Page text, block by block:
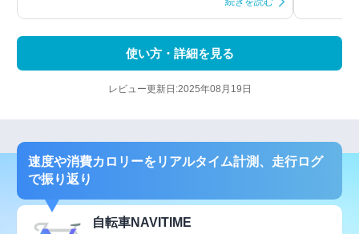
使い方・詳細を見る
レビュー更新日:2025年08月19日
速度や消費カロリーをリアルタイム計測、走行ログ
で振り返り
自転車NAVITIME